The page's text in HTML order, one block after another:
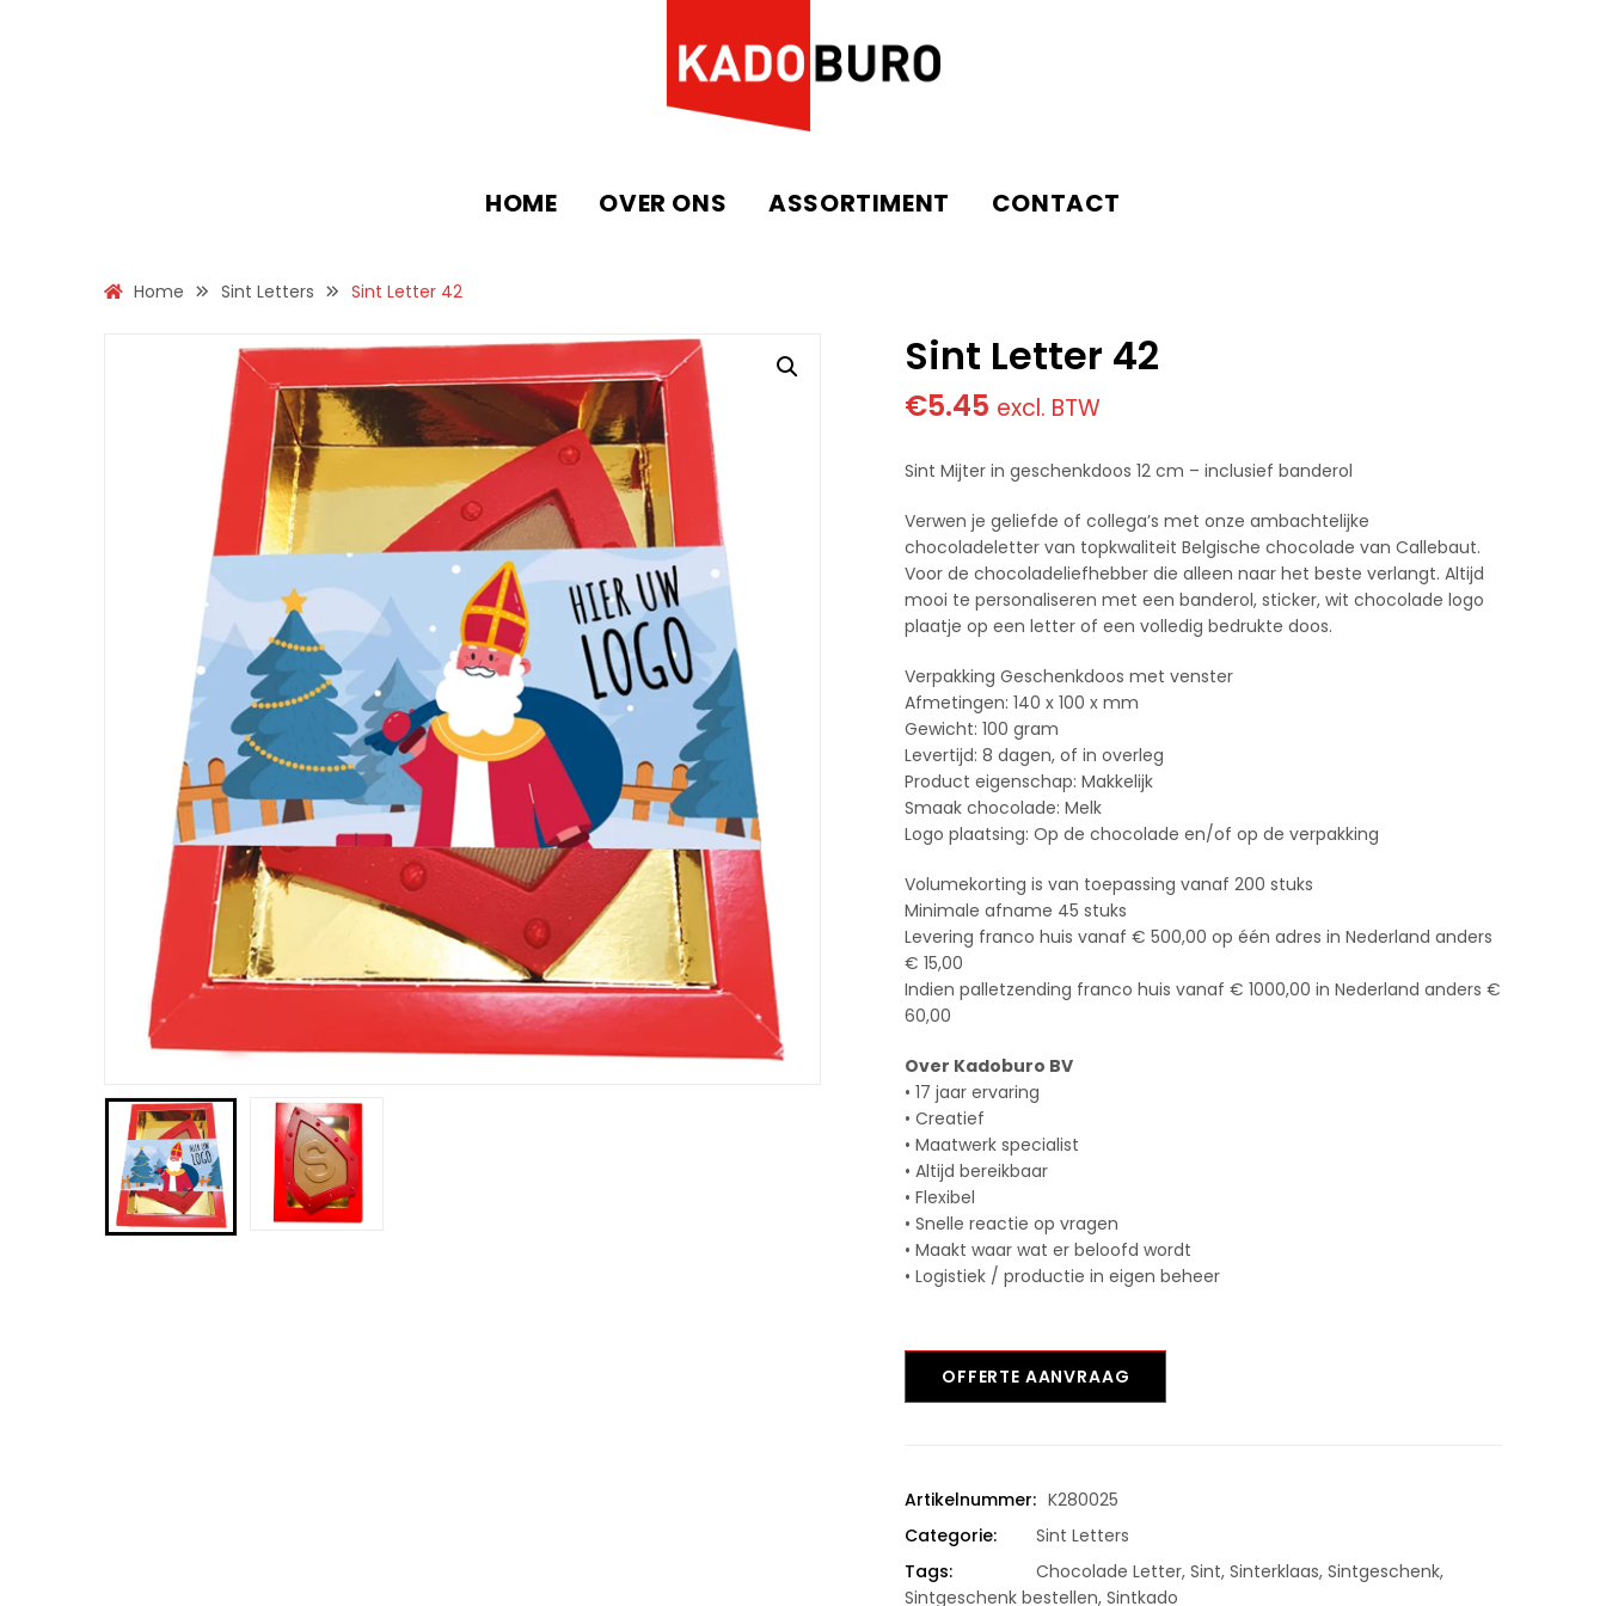
HOME OVER ONS ASSORTIMENT CONTACT
Home Sint Letters Sint Letter 42
Sint Letter 42
€5.45 excl. BTW
Sint Mijter in geschenkdoos 12 cm – inclusief banderol
Verwen je geliefde of collega’s met onze ambachtelijke
chocoladeletter van topkwaliteit Belgische chocolade van Callebaut.
Voor de chocoladeliefhebber die alleen naar het beste verlangt. Altijd
mooi te personaliseren met een banderol, sticker, wit chocolade logo
plaatje op een letter of een volledig bedrukte doos.
Verpakking Geschenkdoos met venster
Afmetingen: 140 x 100 x mm
Gewicht: 100 gram
Levertijd: 8 dagen, of in overleg
Product eigenschap: Makkelijk
Smaak chocolade: Melk
Logo plaatsing: Op de chocolade en/of op de verpakking
Volumekorting is van toepassing vanaf 200 stuks
Minimale afname 45 stuks
Levering franco huis vanaf € 500,00 op één adres in Nederland anders
€ 15,00
Indien palletzending franco huis vanaf € 1000,00 in Nederland anders €
60,00
Over Kadoburo BV
• 17 jaar ervaring
• Creatief
• Maatwerk specialist
• Altijd bereikbaar
• Flexibel
• Snelle reactie op vragen
• Maakt waar wat er beloofd wordt
• Logistiek / productie in eigen beheer
OFFERTE AANVRAAG
Artikelnummer: K280025
Categorie:
Sint Letters
Tags:
Chocolade Letter, Sint, Sinterklaas, Sintgeschenk,
Sintgeschenk bestellen, Sintkado